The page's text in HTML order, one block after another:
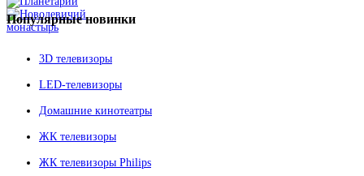
Популярныеновинки
3D телевизоры
LED-телевизоры
Домашние кинотеатры
ЖК телевизоры
ЖК телевизоры Philips